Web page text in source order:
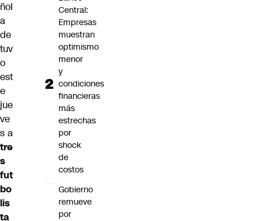
ñol
a
de
tuv
o
est
e
jue
ve
s a
tre
s
fut
bo
lis
ta
Central:
Empresas
muestran
optimismo
menor
y
condiciones
financieras
más
estrechas
por
shock
de
costos
Gobierno
remueve
por